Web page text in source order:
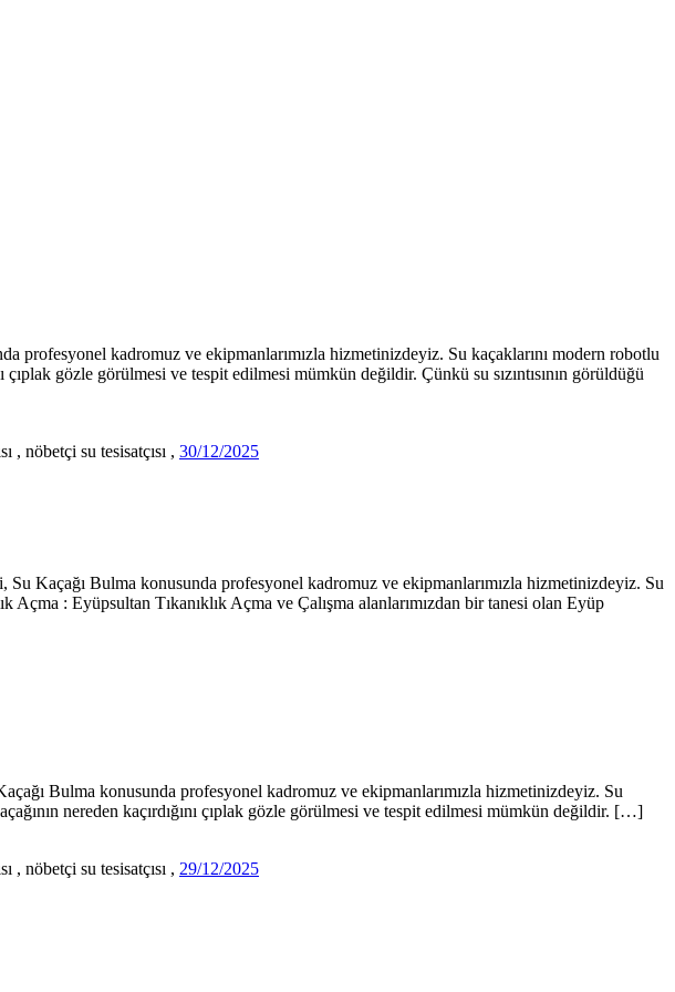
profesyonel kadromuz ve ekipmanlarımızla hizmetinizdeyiz. Su kaçaklarını modern robotlu
gözle görülmesi ve tespit edilmesi mümkün değildir. Çünkü su sızıntısının görüldüğü
30/12/202530/12/2025
Su Kaçağı Bulma konusunda profesyonel kadromuz ve ekipmanlarımızla hizmetinizdeyiz. Su
: Eyüpsultan Tıkanıklık Açma ve Çalışma alanlarımızdan bir tanesi olan Eyüp
Bulma konusunda profesyonel kadromuz ve ekipmanlarımızla hizmetinizdeyiz. Su
nereden kaçırdığını çıplak gözle görülmesi ve tespit edilmesi mümkün değildir. […]
29/12/202529/12/2025